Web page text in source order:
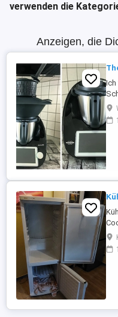
verwenden die
Anzeigen, die
Ich